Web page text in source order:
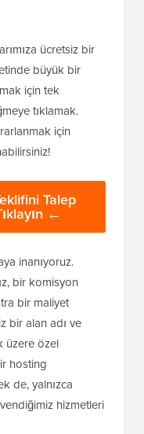
ücretsiz bir
büyük bir
için tek
tıklamak.
için
Talep
←
inanıyoruz.
bir komisyon
bir maliyet
bir alan adı ve
üzere özel
hosting
de, yalnızca
hizmetleri